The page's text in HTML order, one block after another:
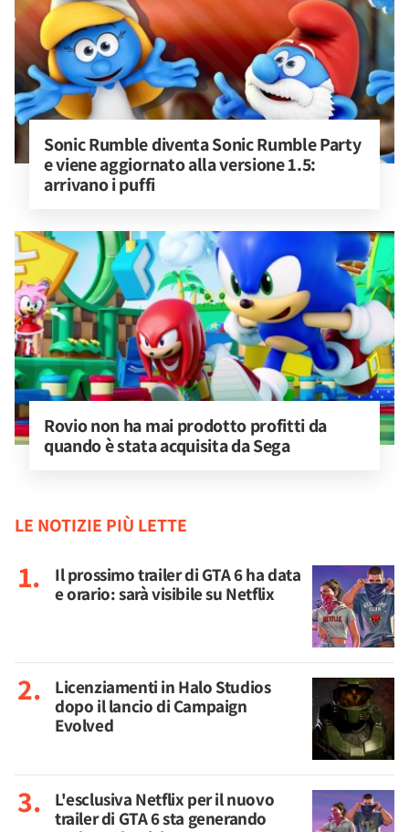
Sonic Rumble diventa Sonic Rumble Party
e viene aggiornato alla versione 1.5:
arrivano i puffi
Rovio non ha mai prodotto profitti da
quando è stata acquisita da Sega
LE NOTIZIE PIÙ LETTE
Il prossimo trailer di GTA 6 ha data
e orario: sarà visibile su Netflix
Licenziamenti in Halo Studios
dopo il lancio di Campaign
Evolved
L'esclusiva Netflix per il nuovo
trailer di GTA 6 sta generando